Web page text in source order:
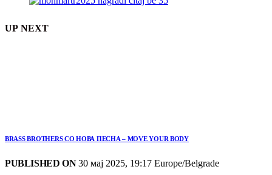
UP NEXT
BRASS BROTHERS СО НОВА ПЕСНА – MOVE YOUR BODY
PUBLISHED ON30 мај 2025, 19:17 Europe/Belgrade